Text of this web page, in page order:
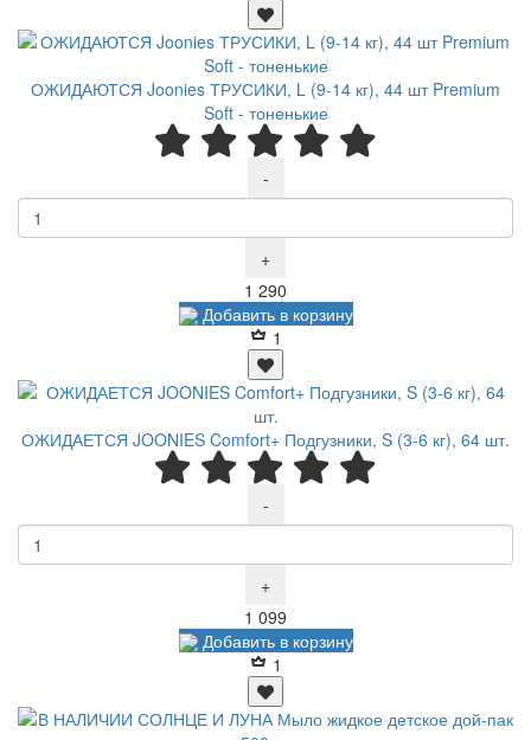
ОЖИДАЮТСЯ Joonies ТРУСИКИ, L (9-14 кг), 44 шт Premium
Soft - тоненькие
-
+
1 290
Добавить в корзину
1
ОЖИДАЕТСЯ JOONIES Comfort+ Подгузники, S (3-6 кг), 64 шт.
-
+
1 099
Добавить в корзину
1